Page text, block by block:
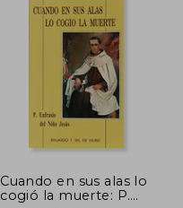
55%
Cuando en sus alas lo
cogió la muerte: P.